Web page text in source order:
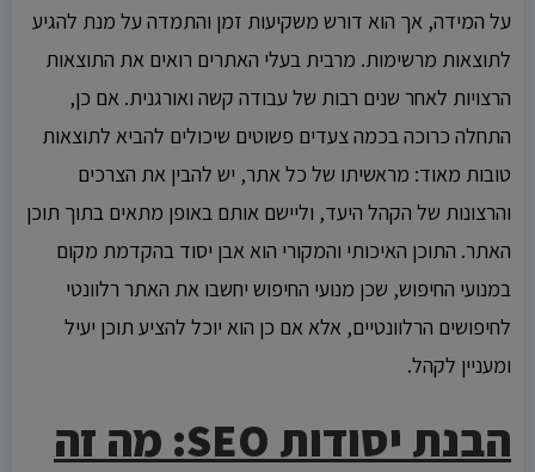
על המידה, אך הוא דורש משקיעות זמן והתמדה על מנת להגיע
לתוצאות מרשימות. מרבית בעלי האתרים רואים את התוצאות
הרצויות לאחר שנים רבות של עבודה קשה ואורגנית. אם כן,
התחלה כרוכה בכמה צעדים פשוטים שיכולים להביא לתוצאות
טובות מאוד: מראשיתו של כל אתר, יש להבין את הצרכים
והרצונות של הקהל היעד, וליישם אותם באופן מתאים בתוך תוכן
האתר. התוכן האיכותי והמקורי הוא אבן יסוד בהקדמת מקום
במנועי החיפוש, שכן מנועי החיפוש יחשבו את האתר רלוונטי
לחיפושים הרלוונטיים, אלא אם כן הוא יוכל להציע תוכן יעיל
ומעניין לקהל.
הבנת יסודות SEO: מה זה